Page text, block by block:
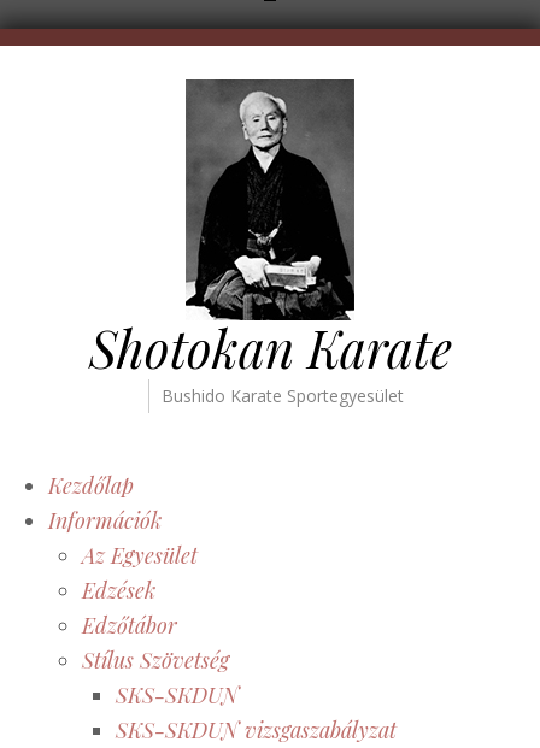
Shotokan Karate
Bushido Karate Sportegyesület
Kezdőlap
Információk
Az Egyesület
Edzések
Edzőtábor
Stílus Szövetség
SKS-SKDUN
SKS-SKDUN vizsgaszabályzat